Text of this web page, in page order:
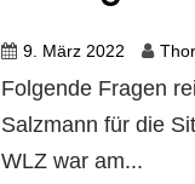
9. März 2022
Folgende Fragen
Salzmann für die
WLZ war am...